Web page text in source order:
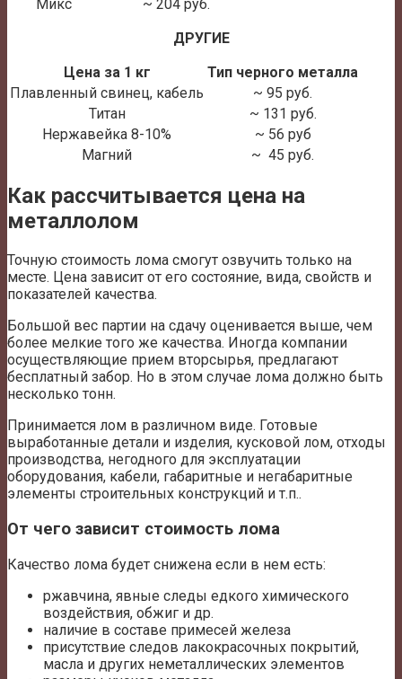
Микс
~ 204 руб.
ДРУГИЕ
Цена за 1 кг
Тип черного металла
Плавленный свинец, кабель
~ 95 руб.
Титан
~ 131 руб.
Нержавейка 8-10%
~ 56 руб
Магний
~ 45 руб.
Как рассчитывается цена на
металлолом
Точную стоимость лома смогут озвучить только на
месте. Цена зависит от его состояние, вида, свойств и
показателей качества.
Большой вес партии на сдачу оценивается выше, чем
более мелкие того же качества. Иногда компании
осуществляющие прием вторсырья, предлагают
бесплатный забор. Но в этом случае лома должно быть
несколько тонн.
Принимается лом в различном виде. Готовые
выработанные детали и изделия, кусковой лом, отходы
производства, негодного для эксплуатации
оборудования, кабели, габаритные и негабаритные
элементы строительных конструкций и т.п..
От чего зависит стоимость лома
Качество лома будет снижена если в нем есть:
ржавчина, явные следы едкого химического
воздействия, обжиг и др.
наличие в составе примесей железа
присутствие следов лакокрасочных покрытий,
масла и других неметаллических элементов